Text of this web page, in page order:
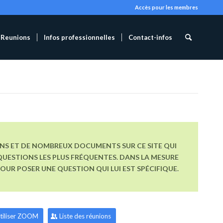
Accès pour les membres
Reunions Infos professionnelles Contact-infos
ET DE NOMBREUX DOCUMENTS SUR CE SITE QUI
LES PLUS FRÉQUENTES. DANS LA MESURE
POSER UNE QUESTION QUI LUI EST SPÉCIFIQUE.
ZOOM Liste des réunions